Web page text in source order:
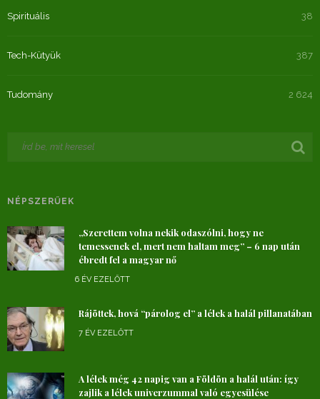
Spirituális 38
Tech-Kütyük 387
Tudomány 2 624
NÉPSZERŰEK
„Szerettem volna nekik odaszólni, hogy ne
temessenek el, mert nem haltam meg” – 6 nap után
ébredt fel a magyar nő
6 ÉV EZELŐTT
Rájöttek, hová “párolog el” a lélek a halál pillanatában
7 ÉV EZELŐTT
A lélek még 42 napig van a Földön a halál után: így
zajlik a lélek univerzummal való egyesülése